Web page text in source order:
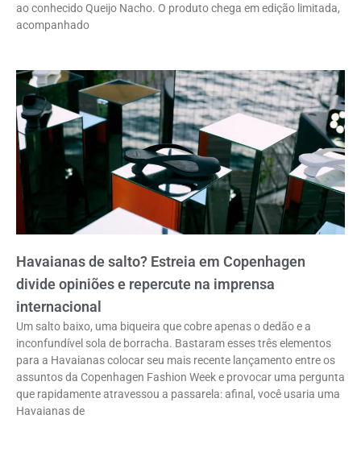
ao conhecido Queijo Nacho. O produto chega em edição limitada,
acompanhado
Havaianas de salto? Estreia em Copenhagen
divide opiniões e repercute na imprensa
internacional
Um salto baixo, uma biqueira que cobre apenas o dedão e a
inconfundível sola de borracha. Bastaram esses três elementos
para a Havaianas colocar seu mais recente lançamento entre os
assuntos da Copenhagen Fashion Week e provocar uma pergunta
que rapidamente atravessou a passarela: afinal, você usaria uma
Havaianas de